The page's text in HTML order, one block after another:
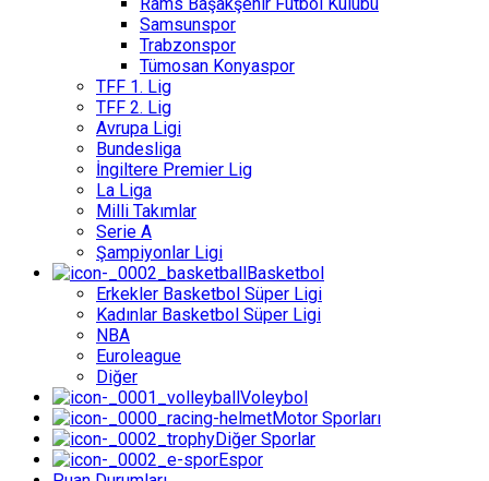
Samsunspor
Trabzonspor
Tümosan Konyaspor
TFF 1. Lig
TFF 2. Lig
Avrupa Ligi
Bundesliga
İngiltere Premier Lig
La Liga
Milli Takımlar
Serie A
Şampiyonlar Ligi
Basketbol
Erkekler Basketbol Süper Ligi
Kadınlar Basketbol Süper Ligi
NBA
Euroleague
Diğer
Voleybol
Motor Sporları
Diğer Sporlar
Espor